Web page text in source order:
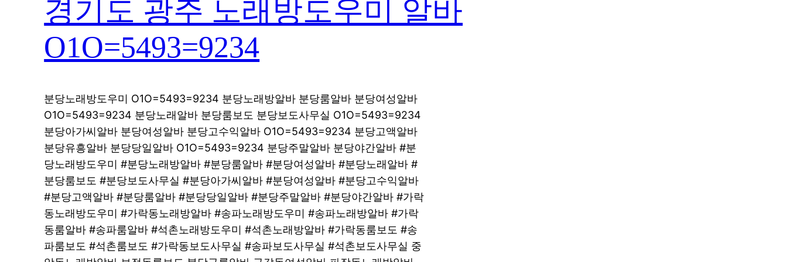
경기도 광주 노래방도우미 알바
O1O=5493=9234
분당노래방도우미 O1O=5493=9234 분당노래방알바 분당룸알바 분당여성알바
O1O=5493=9234 분당노래알바 분당룸보도 분당보도사무실 O1O=5493=9234
분당아가씨알바 분당여성알바 분당고수익알바 O1O=5493=9234 분당고액알바
분당유흥알바 분당당일알바 O1O=5493=9234 분당주말알바 분당야간알바 #분
당노래방도우미 #분당노래방알바 #분당룸알바 #분당여성알바 #분당노래알바 #
분당룸보도 #분당보도사무실 #분당아가씨알바 #분당여성알바 #분당고수익알바
#분당고액알바 #분당룸알바 #분당당일알바 #분당주말알바 #분당야간알바 #가락
동노래방도우미 #가락동노래방알바 #송파노래방도우미 #송파노래방알바 #가락
동룸알바 #송파룸알바 #석촌노래방도우미 #석촌노래방알바 #가락동룸보도 #송
파룸보도 #석촌룸보도 #가락동보도사무실 #송파보도사무실 #석촌보도사무실 중